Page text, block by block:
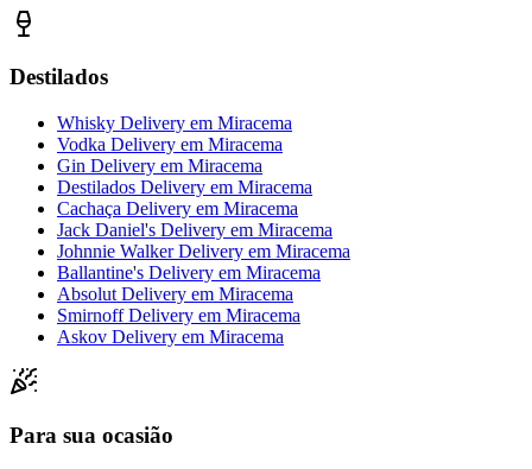
Destilados
Whisky Delivery em Miracema
Vodka Delivery em Miracema
Gin Delivery em Miracema
Destilados Delivery em Miracema
Cachaça Delivery em Miracema
Jack Daniel's Delivery em Miracema
Johnnie Walker Delivery em Miracema
Ballantine's Delivery em Miracema
Absolut Delivery em Miracema
Smirnoff Delivery em Miracema
Askov Delivery em Miracema
Para sua ocasião